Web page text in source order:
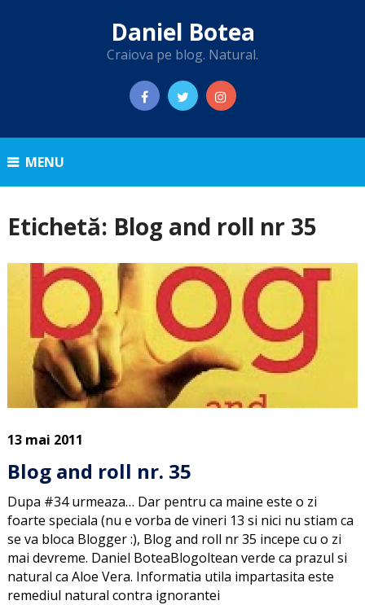
Daniel Botea
Craiova pe blog. Natural.
MENU
Etichetă: Blog and roll nr 35
13 mai 2011
Blog and roll nr. 35
Dupa #34 urmeaza… Dar pentru ca maine este o zi
foarte speciala (nu e vorba de vineri 13 si nici nu stiam ca
se va bloca Blogger :), Blog and roll nr 35 incepe cu o zi
mai devreme. Daniel BoteaBlogoltean verde ca prazul si
natural ca Aloe Vera. Informatia utila impartasita este
remediul natural contra ignorantei